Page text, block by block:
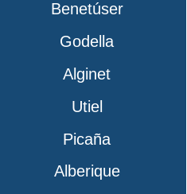
Benetúser
Godella
Alginet
Utiel
Picaña
Alberique